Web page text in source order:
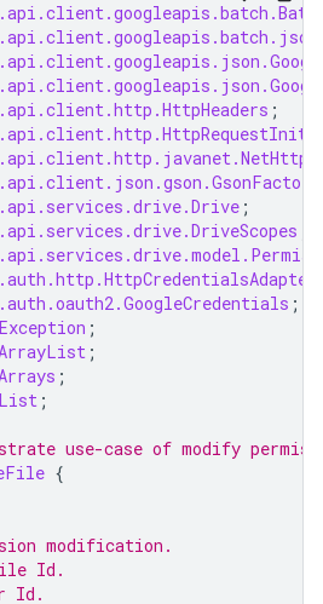
;
;
;
;
;
;
;
use-case of modify
{
modification.
Id.
Id.